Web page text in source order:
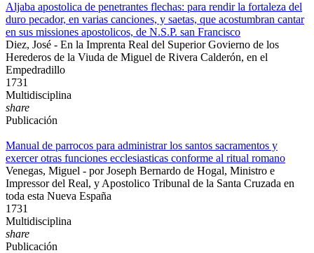
Aljaba apostolica de penetrantes flechas: para rendir la fortaleza del
duro pecador, en varias canciones, y saetas, que acostumbran cantar
en sus missiones apostolicos, de N.S.P. san Francisco
Diez, José - En la Imprenta Real del Superior Govierno de los
Herederos de la Viuda de Miguel de Rivera Calderón, en el
Empedradillo
1731
Multidisciplina
share
Publicación
Manual de parrocos para administrar los santos sacramentos y
exercer otras funciones ecclesiasticas conforme al ritual romano
Venegas, Miguel - por Joseph Bernardo de Hogal, Ministro e
Impressor del Real, y Apostolico Tribunal de la Santa Cruzada en
toda esta Nueva España
1731
Multidisciplina
share
Publicación